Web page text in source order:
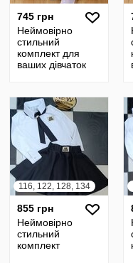
745 грн
Неймовірно
стильний
комплект для
ваших дівчаток
116, 122, 128, 134
855 грн
Неймовірно
стильний
комплект